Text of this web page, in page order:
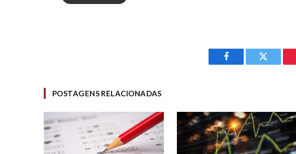
Facebook Twitter
POSTAGENS RELACIONADAS